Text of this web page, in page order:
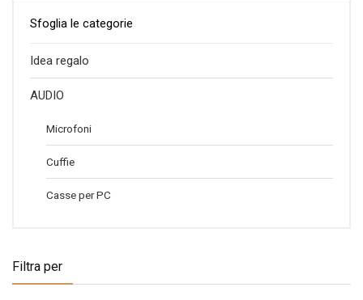
Sfoglia le categorie
Idea regalo
AUDIO
Microfoni
Cuffie
Casse per PC
Filtra per